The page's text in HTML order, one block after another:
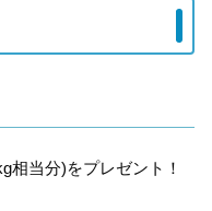
相当分)をプレゼント！